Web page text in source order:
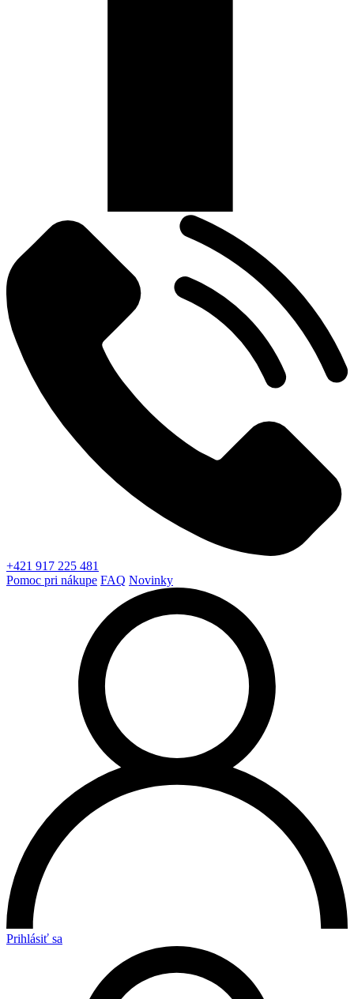
+421 917 225 481
Pomoc pri nákupe FAQ Novinky
Prihlásiť sa